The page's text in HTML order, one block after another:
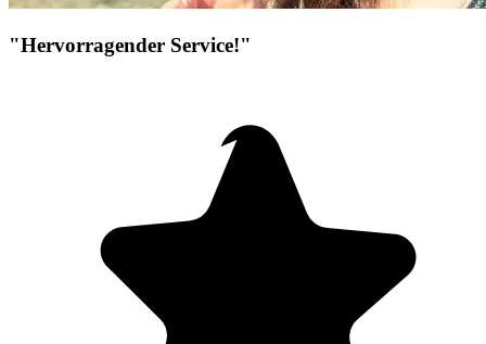
"Hervorragender Service!"